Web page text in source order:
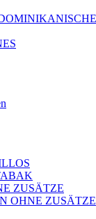
ZUSÄTZE
OHNE ZUSÄTZE